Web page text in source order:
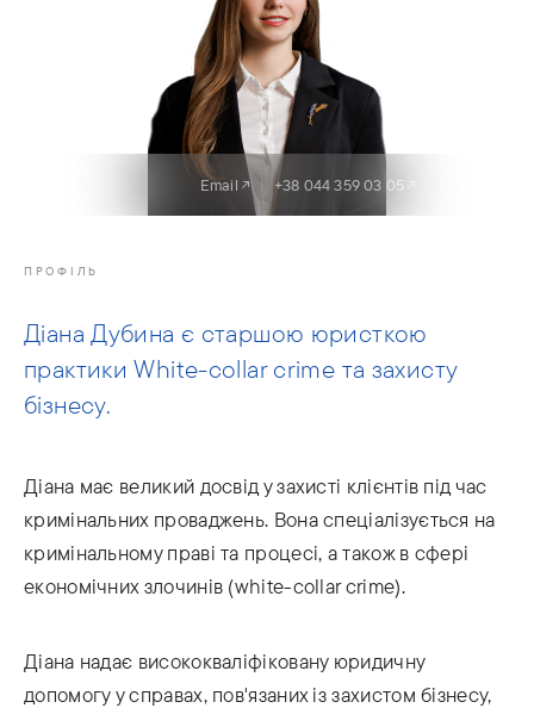
Email +38 044 359 03 05
ПРОФІЛЬ
Діана Дубина є старшою юристкою
практики White-collar crime та захисту
бізнесу.
Діана має великий досвід у захисті клієнтів під час
кримінальних проваджень. Вона спеціалізується на
кримінальному праві та процесі, а також в сфері
економічних злочинів (white-collar crime).
Діана надає висококваліфіковану юридичну
допомогу у справах, пов'язаних із захистом бізнесу,